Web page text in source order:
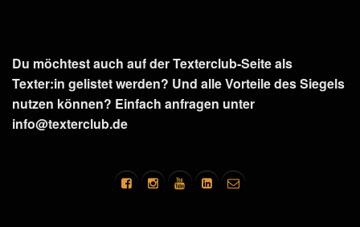
Du möchtest auch auf der Texterclub-Seite als
Texter:in gelistet werden? Und alle Vorteile des Siegels
nutzen können? Einfach anfragen unter
info@texterclub.de